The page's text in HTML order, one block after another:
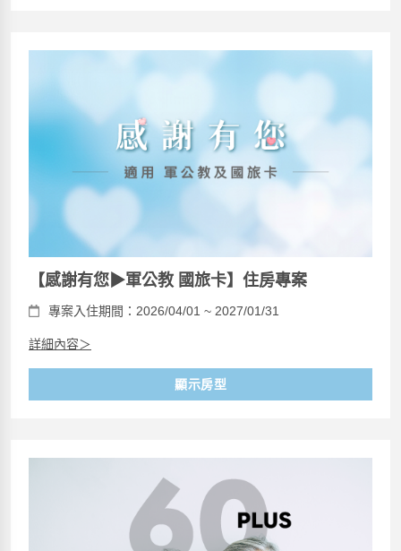
【感謝有您▶軍公教 國旅卡】住房專案
專案入住期間：2026/04/01 ~ 2027/01/31
詳細內容＞
顯示房型